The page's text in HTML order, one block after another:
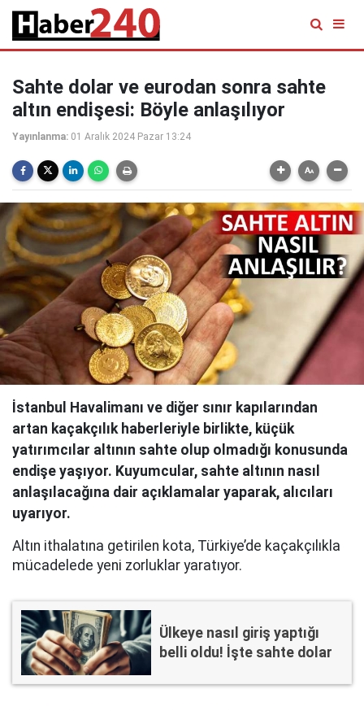
Sahte dolar ve eurodan sonra sahte
altın endişesi: Böyle anlaşılıyor
Yayınlanma: 01 Aralık 2024 Pazar 13:24
İstanbul Havalimanı ve diğer sınır kapılarından
artan kaçakçılık haberleriyle birlikte, küçük
yatırımcılar altının sahte olup olmadığı konusunda
endişe yaşıyor. Kuyumcular, sahte altının nasıl
anlaşılacağına dair açıklamalar yaparak, alıcıları
uyarıyor.
Altın ithalatına getirilen kota, Türkiye’de kaçakçılıkla
mücadelede yeni zorluklar yaratıyor.
Ülkeye nasıl giriş yaptığı
belli oldu! İşte sahte dolar